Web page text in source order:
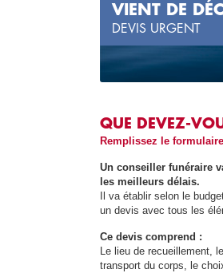
VIENT DE
DEVIS URGENT
QUE DEVEZ-
Remplissez le
Un conseiller funéraire
les meilleurs délais.
Il va établir selon le
un devis avec tous les
Ce devis comprend :
Le lieu de recueillement,
transport du corps, le